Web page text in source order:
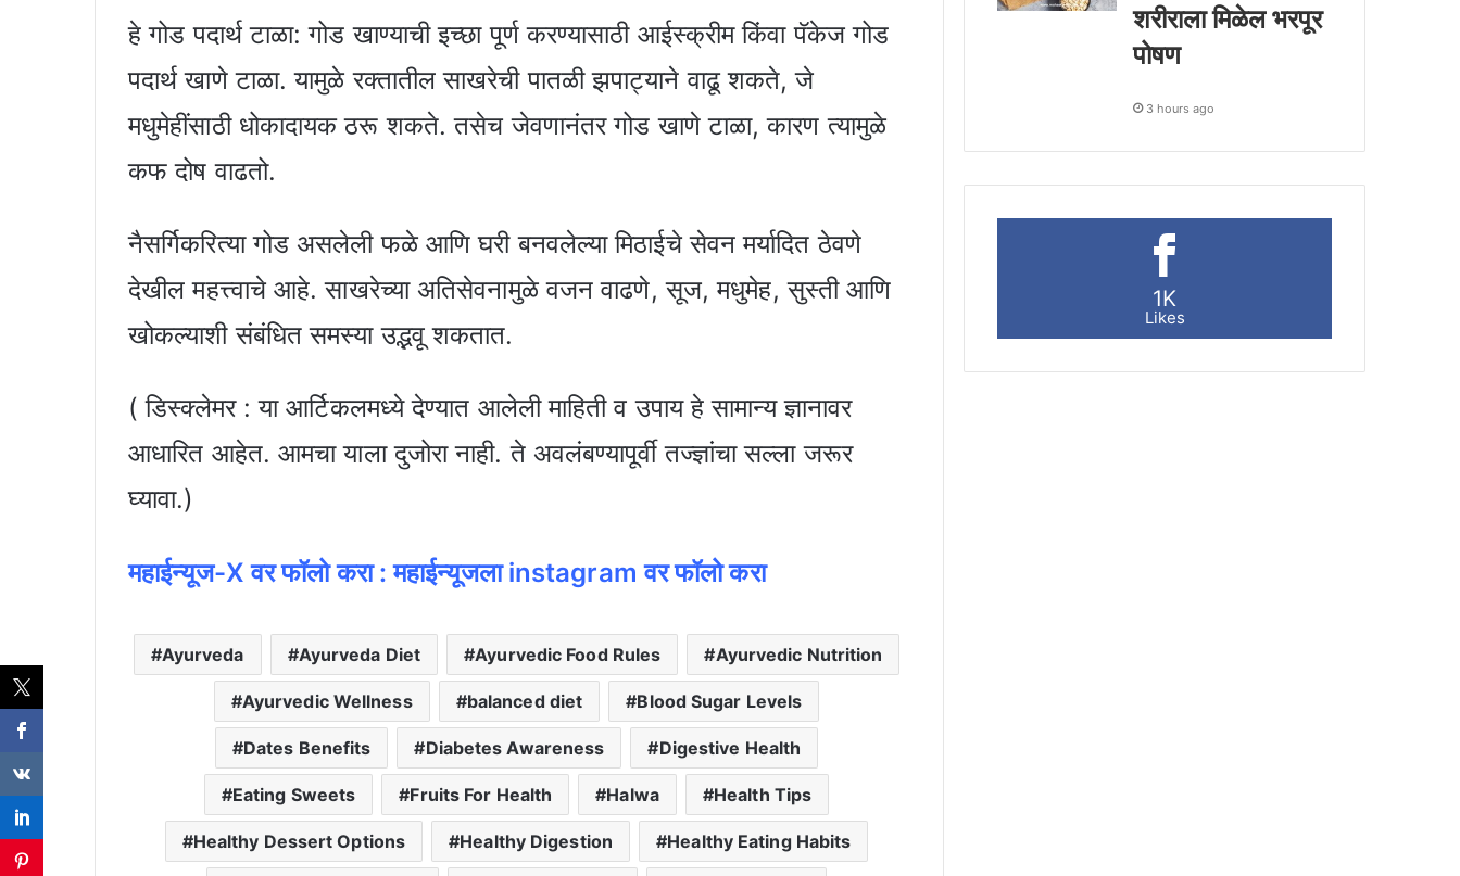
हे गोड पदार्थ टाळा: गोड खाण्याची इच्छा पूर्ण करण्यासाठी आईस्क्रीम किंवा पॅकेज गोड
पदार्थ खाणे टाळा. यामुळे रक्तातील साखरेची पातळी झपाट्याने वाढू शकते, जे
मधुमेहींसाठी धोकादायक ठरू शकते. तसेच जेवणानंतर गोड खाणे टाळा, कारण त्यामुळे
कफ दोष वाढतो.
नैसर्गिकरित्या गोड असलेली फळे आणि घरी बनवलेल्या मिठाईचे सेवन मर्यादित ठेवणे
देखील महत्त्वाचे आहे. साखरेच्या अतिसेवनामुळे वजन वाढणे, सूज, मधुमेह, सुस्ती आणि
खोकल्याशी संबंधित समस्या उद्भवू शकतात.
( डिस्क्लेमर : या आर्टिकलमध्ये देण्यात आलेली माहिती व उपाय हे सामान्य ज्ञानावर
आधारित आहेत. आमचा याला दुजोरा नाही. ते अवलंबण्यापूर्वी तज्ज्ञांचा सल्ला जरूर
घ्यावा.)
महाईन्यूज-X वर फॉलो करा :महाईन्यूजला instagram वर फॉलो करा
Ayurveda Ayurveda Diet Ayurvedic Food Rules Ayurvedic Nutrition
Ayurvedic Wellness balanced diet Blood Sugar Levels
Dates Benefits Diabetes Awareness Digestive Health
Eating Sweets Fruits For Health Halwa Health Tips
Healthy Dessert Options Healthy Digestion Healthy Eating Habits
शरीराला मिळेल भरपूर
पोषण
3 hours ago
1K
Likes